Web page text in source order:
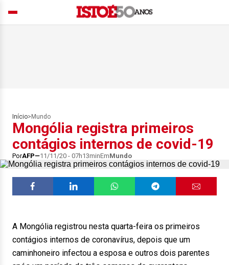
Início> Mundo
Mongólia registra primeiros
contágios internos de covid-19
PorAFP 11/11/20 - 07h13minEmMundo
A Mongólia registrou nesta quarta-feira os primeiros
contágios internos de coronavírus, depois que um
caminhoneiro infectou a esposa e outros dois parentes